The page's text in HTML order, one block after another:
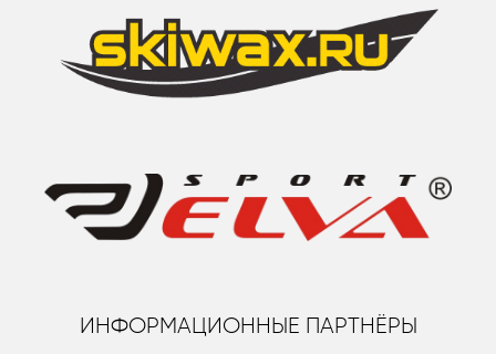
ИНФОРМАЦИОННЫЕ ПАРТНЁРЫ